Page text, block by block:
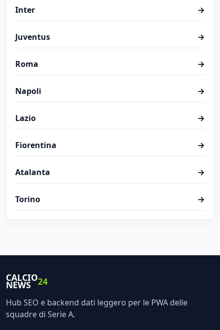
Inter →
Juventus →
Roma →
Napoli →
Lazio →
Fiorentina →
Atalanta →
Torino →
CALCIO
NEWS 24
Hub SEO e backend dati leggero per le PWA delle
squadre di Serie A.